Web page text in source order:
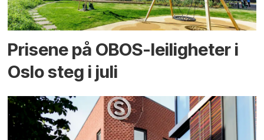
Prisene på OBOS-leiligheter i
Oslo steg i juli